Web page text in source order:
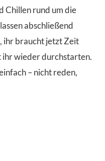
Chillen rund um die
abschließend
ihr braucht jetzt Zeit
ihr wieder durchstarten.
– nicht reden,